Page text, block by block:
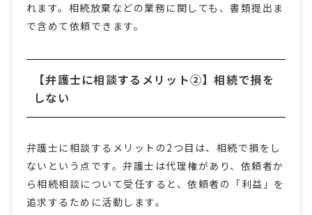
れます。相続放棄などの業務に関しても、書類提出ま
で含めて依頼できます。
【弁護士に相談するメリット②】相続で損を
しない
弁護士に相談するメリットの2つ目は、相続で損をし
ないという点です。弁護士は代理権があり、依頼者か
ら相続相談について受任すると、依頼者の「利益」を
追求するために活動します。